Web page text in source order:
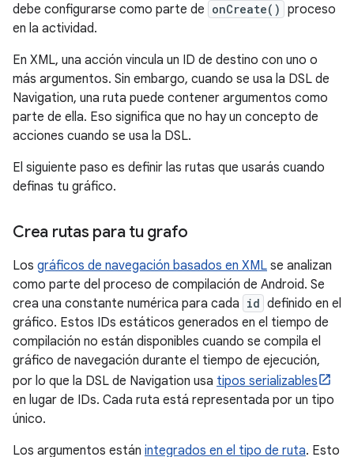
debe configurarse como parte de onCreate() proceso
en la actividad.
En XML, una acción vincula un ID de destino con uno o
más argumentos. Sin embargo, cuando se usa la DSL de
Navigation, una ruta puede contener argumentos como
parte de ella. Eso significa que no hay un concepto de
acciones cuando se usa la DSL.
El siguiente paso es definir las rutas que usarás cuando
definas tu gráfico.
Crea rutas para tu grafo
Los gráficos de navegación basados en XML se analizan
como parte del proceso de compilación de Android. Se
crea una constante numérica para cada id definido en el
gráfico. Estos IDs estáticos generados en el tiempo de
compilación no están disponibles cuando se compila el
gráfico de navegación durante el tiempo de ejecución,
por lo que la DSL de Navigation usa tipos serializables
en lugar de IDs. Cada ruta está representada por un tipo
único.
Los argumentos están integrados en el tipo de ruta. Esto